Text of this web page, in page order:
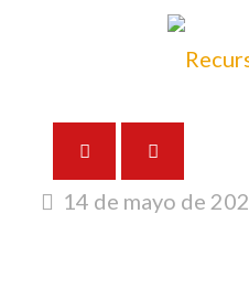
14 de mayo de